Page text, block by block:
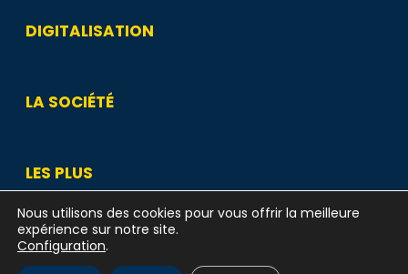
DIGITALISATION
LA SOCIÉTÉ
LES PLUS
Nous utilisons des cookies pour vous offrir la meilleure
expérience sur notre site.
Configuration.